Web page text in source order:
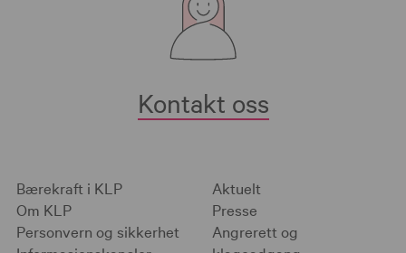
Kontakt oss
Bærekraft i KLP
Om KLP
Personvern og sikkerhet
Aktuelt
Presse
Angrerett og